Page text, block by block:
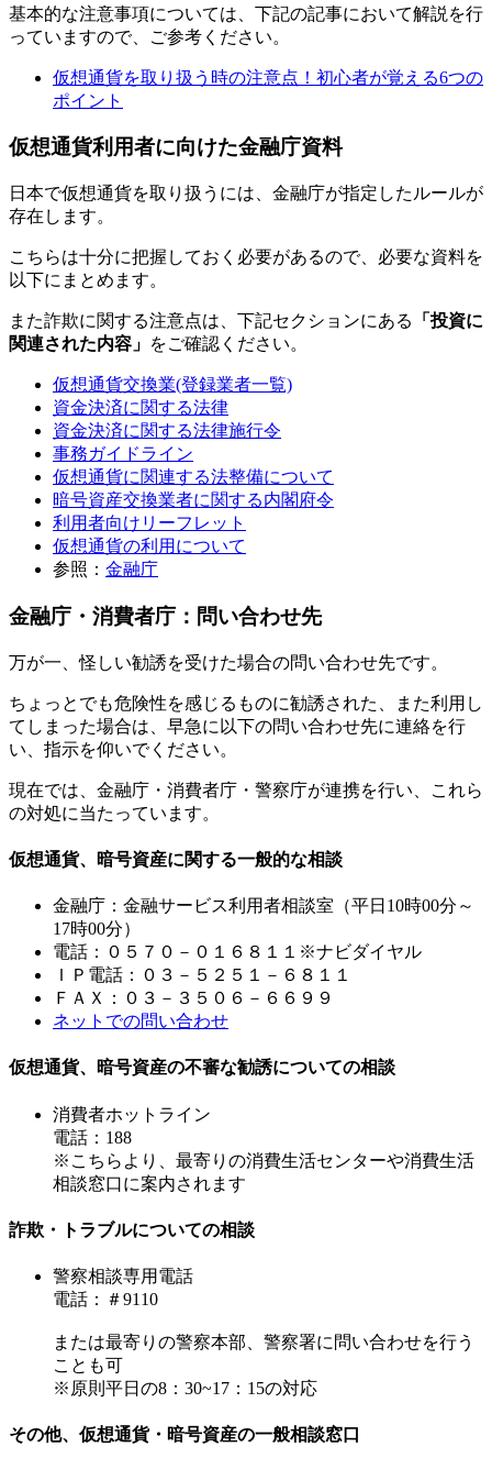
基本的な注意事項については、下記の記事において解説を行
っていますので、ご参考ください。
仮想通貨を取り扱う時の注意点！初心者が覚える6つの
ポイント
仮想通貨利用者に向けた金融庁資料
日本で仮想通貨を取り扱うには、金融庁が指定したルールが
存在します。
こちらは十分に把握しておく必要があるので、必要な資料を
以下にまとめます。
また詐欺に関する注意点は、下記セクションにある
「投資に
関連された内容」 をご確認ください。
仮想通貨交換業(登録業者一覧)
資金決済に関する法律
資金決済に関する法律施行令
事務ガイドライン
仮想通貨に関連する法整備について
暗号資産交換業者に関する内閣府令
利用者向けリーフレット
仮想通貨の利用について
参照： 金融庁
金融庁・消費者庁：問い合わせ先
万が一、怪しい勧誘を受けた場合の問い合わせ先です。
ちょっとでも危険性を感じるものに勧誘された、また利用し
てしまった場合は、早急に以下の問い合わせ先に連絡を行
い、指示を仰いでください。
現在では、金融庁・消費者庁・警察庁が連携を行い、これら
の対処に当たっています。
仮想通貨、暗号資産に関する一般的な相談
金融庁：金融サービス利用者相談室（平日10時00分～
17時00分）
電話：０５７０－０１６８１１※ナビダイヤル
ＩＰ電話：０３－５２５１－６８１１
ＦＡＸ：０３－３５０６－６６９９
ネットでの問い合わせ
仮想通貨、暗号資産の不審な勧誘についての相談
消費者ホットライン
電話：188
※こちらより、最寄りの消費生活センターや消費生活
相談窓口に案内されます
詐欺・トラブルについての相談
警察相談専用電話
電話：＃9110
または最寄りの警察本部、警察署に問い合わせを行う
ことも可
※原則平日の8：30~17：15の対応
その他、仮想通貨・暗号資産の一般相談窓口